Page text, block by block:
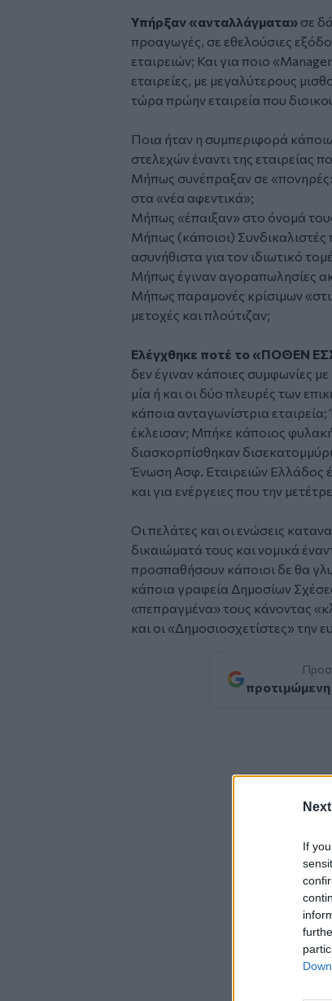
If
Υπήρξαν «ανταλλάγματα» σε
προαγωγές, σε εθελούσιες
εταιρειών; Και για ποιο
εταιρείες, με μεγαλύτερους
τώρα πρώην εταιρεία που
Ποια ήταν η συμπεριφορά
στελεχών έναντι της εταιρείας
Μήπως συνέπραξαν σε
στα «νέα αφεντικά»;
Μήπως «έπαιξαν» στο όνομά
Μήπως (κάποιοι) Συνδικαλιστές
ασυνήθιστα για τον ιδιωτικό
Μήπως έγιναν αγοραπωλησίες
Μήπως παραμονές κρίσιμων
μετοχές και πλούτιζαν;
Ελέγχθηκε ποτέ το «ΠΟΘΕΝ
δεν έγιναν κάποιες συμφωνίες
μία ή και οι δύο πλευρές των
κάποια ανταγωνίστρια εταιρεία;
έκλεισαν; Μπήκε κάποιος
διασκορπίσθηκαν
Ένωση Ασφ. Εταιρειών Ελλάδος
και για ενέργειες που την
Οι πελάτες και οι ενώσεις
δικαιώματά τους και νομικά
προσπαθήσουν κάποιοι δε θα
κάποια γραφεία Δημοσίων
«πεπραγμένα» τους κάνοντας
και οι «Δημοσιοσχετίστες» την